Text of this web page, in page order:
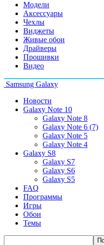
Модели
Аксессуары
Чехлы
Виджеты
Живые обои
Драйверы
Прошивки
Видео
Samsung Galaxy
Новости
Galaxy Note 10
Galaxy Note 8
Galaxy Note 6 (7)
Galaxy Note 5
Galaxy Note 4
Galaxy S8
Galaxy S7
Galaxy S6
Galaxy S5
FAQ
Программы
Игры
Обои
Темы